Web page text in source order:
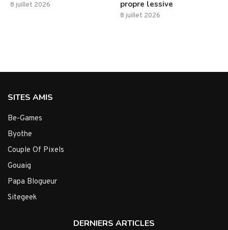
8 juillet 2026
propre lessive
8 juillet 2026
SITES AMIS
Be-Games
Byothe
Couple Of Pixels
Gouaig
Papa Blogueur
Sitegeek
DERNIERS ARTICLES